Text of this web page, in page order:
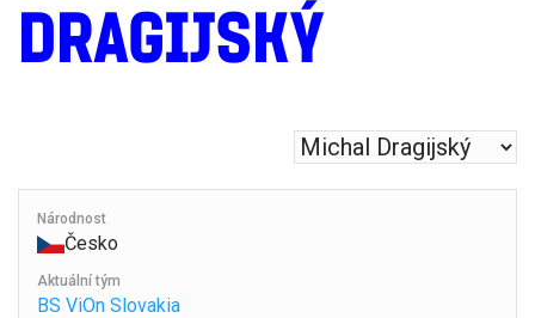
DRAGIJSKÝ
Národnost
Česko
Aktuální tým
BS ViOn Slovakia